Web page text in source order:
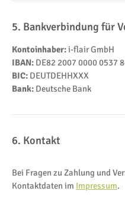
5. Bankverbindung für
Kontoinhaber:i-flair GmbH
IBAN: DE82 2007 0000 0537
BIC: DEUTDEHHXXX
Bank: Deutsche Bank
6. Kontakt
Bei Fragen zu Zahlung und
Kontaktdaten im Impressum.